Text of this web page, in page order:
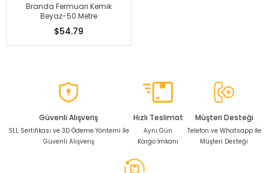
Branda Fermuarı Kemik
Beyaz-50 Metre
$54.79
Güvenli Alışveriş
SLL Sertifikası ve 3D Ödeme Yöntemi İle
Güvenli Alışveriş
Hızlı Teslimat
Aynı Gün
Kargo İmkanı
Müşteri Desteği
Telefon ve Whatsapp İle
Müşteri Desteği